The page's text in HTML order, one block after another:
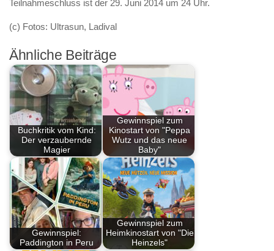
Teilnahmeschluss ist der 29. Juni 2014 um 24 Uhr.
(c) Fotos: Ultrasun, Ladival
Ähnliche Beiträge
Buchkritik vom Kind:
Der verzaubernde
Magier
Gewinnspiel zum
Kinostart von "Peppa
Wutz und das neue
Baby"
Gewinnspiel:
Paddington in Peru
Gewinnspiel zum
Heimkinostart von "Die
Heinzels"